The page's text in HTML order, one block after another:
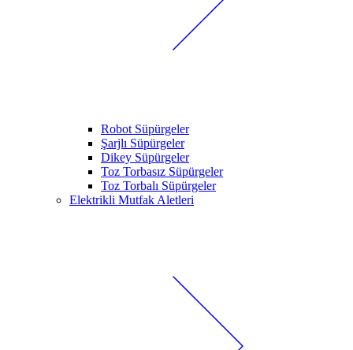
Robot Süpürgeler
Şarjlı Süpürgeler
Dikey Süpürgeler
Toz Torbasız Süpürgeler
Toz Torbalı Süpürgeler
Elektrikli Mutfak Aletleri